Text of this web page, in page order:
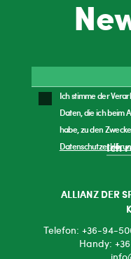
Ich stimme der
Daten, die ich beim
habe, zu den
Ich
ALLIANZ DER
Telefon: +36-94-
Handy: